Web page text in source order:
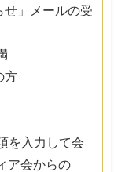
メールの受
方
を入力して会
ア会からの